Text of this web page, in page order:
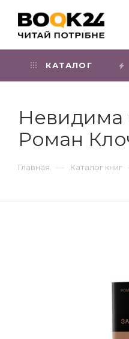
КАТАЛОГ
Невидима
Роман
Главная — Каталог книг